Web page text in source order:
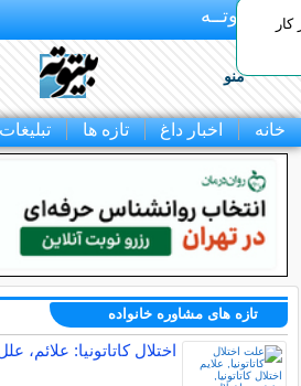
بـیتوتــه
منو
خانه اخبار داغ تازه ها
تازه های مشاوره خانواده
اختلال کاتاتونیا: